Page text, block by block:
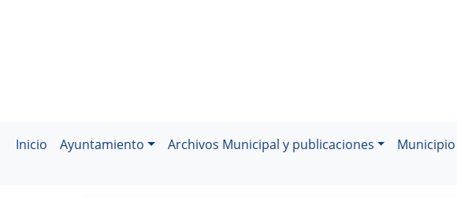
Inicio Ayuntamiento Archivos Municipal y publicaciones Municipio